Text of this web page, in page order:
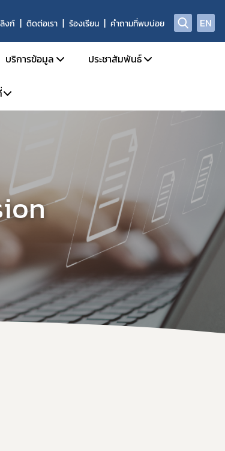
งก์ ติดต่อเรา ร้องเรียน คำถามที่พบบ่อย EN
HIT
ตอาหาร
อาหาร
กิจฐานราก ให้ได้มาตรฐาน อย. และส่งออก
บริการข้อมูล
ตรวจสอบการอนุญาตผลิตภัณฑ์อาหาร
ผลิตภัณฑ์อาหารที่ผิดกฎหมาย และถูกถอนเลขสารบบ
คู่มือ/สื่อเผยแพร่
คำถามที่พบบ่อย
ผู้เชี่ยวชาญ องค์กรผู้เชี่ยวชาญฯ ที่ขึ้นบัญชีกับ อย.
ประชาสัมพันธ์
ข่าวสารประชาสัมพันธ์
ข่าวสารด้านความปลอดภัยอาหาร
รับสมัครงาน
ปฏิทินกิจกรรม
ม